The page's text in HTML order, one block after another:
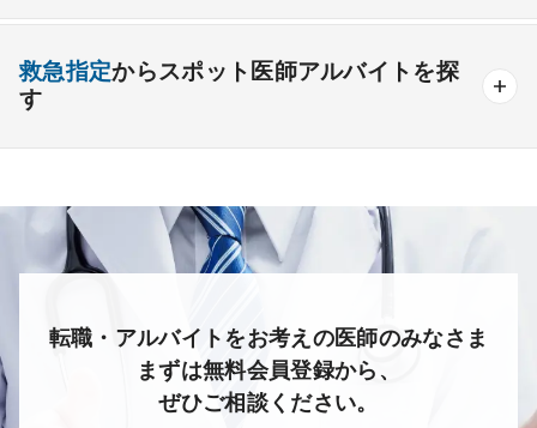
心療内科 泌尿器科 眼科 耳鼻咽喉科
皮膚科 麻酔科 リハビリテーション科
未経験歓迎
療養＋精神
救急指定からスポット医師アルバイトを探
す
転職・アルバイトをお考えの医師のみなさま
まずは無料会員登録から、
ぜひご相談ください。